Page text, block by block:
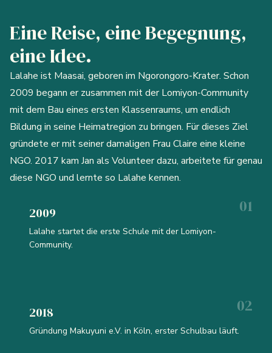
Eine Reise, eine Begegnung,
eine Idee.
Lalahe ist Maasai, geboren im Ngorongoro-Krater. Schon
2009 begann er zusammen mit der Lomiyon-Community
mit dem Bau eines ersten Klassenraums, um endlich
Bildung in seine Heimatregion zu bringen. Für dieses Ziel
gründete er mit seiner damaligen Frau Claire eine kleine
NGO. 2017 kam Jan als Volunteer dazu, arbeitete für genau
diese NGO und lernte so Lalahe kennen.
2009
Lalahe startet die erste Schule mit der Lomiyon-
Community.
2018
Gründung Makuyuni e.V. in Köln, erster Schulbau läuft.